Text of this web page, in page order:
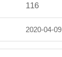
116
2020-04-09